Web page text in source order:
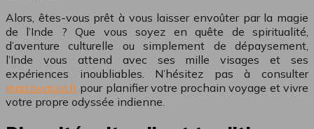
Alors, êtes-vous prêt à vous laisser envoûter par la magie
de l’Inde ? Que vous soyez en quête de spiritualité,
d’aventure culturelle ou simplement de dépaysement,
l’Inde vous attend avec ses mille visages et ses
expériences inoubliables. N’hésitez pas à consulter
marcovasco.frpour planifier votre prochain voyage et vivre
votre propre odyssée indienne.